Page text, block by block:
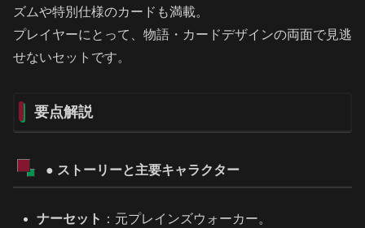
ズムや特別仕様のカードも満載。
プレイヤーにとって、物語・カードデザインの両面で見逃
せないセットです。
要点解説
● ストーリーと主要キャラクター
ナーセット ：元プレインズウォーカー。